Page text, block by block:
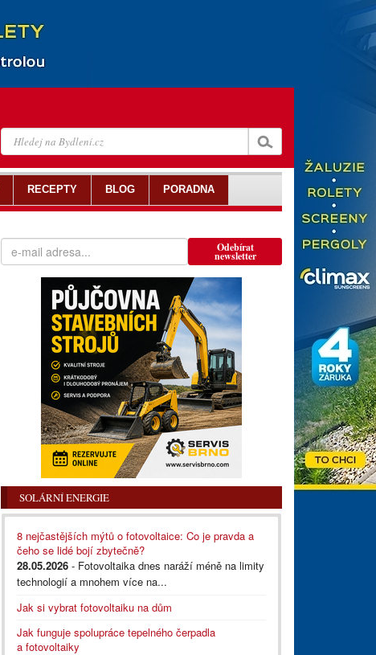
Odebírat
newsletter
SOLÁRNÍ ENERGIE
8 nejčastějších mýtů o fotovoltaice: Co je pravda a
čeho se lidé bojí zbytečně?
28.05.2026 - Fotovoltaika dnes naráží méně na limity
technologií a mnohem více na...
Jak si vybrat fotovoltaiku na dům
Jak funguje spolupráce tepelného čerpadla
a fotovoltaiky
RECEPTY BLOG PORADNA